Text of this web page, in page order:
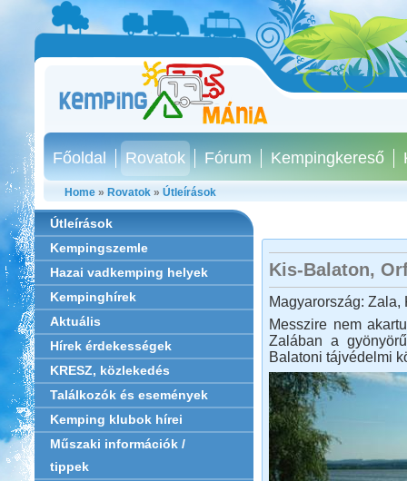
Főoldal Rovatok Fórum Kempingkereső
Home » Rovatok » Útleírások
Útleírások
Kempingszemle
Hazai vadkemping helyek
Kempinghírek
Aktuális
Hírek érdekességek
KRESZ, közlekedés
Találkozók és események
Kemping klubok hírei
Műszaki információk /
tippek
Kis-Balaton,
Magyarország:
Messzire nem
Zalában a
Balatoni tájvédelmi